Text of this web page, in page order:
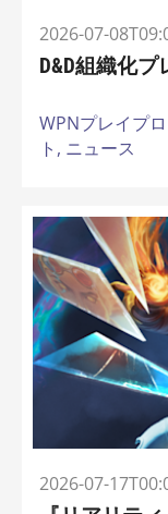
2026-07-
D&D組織化プ
WPNプレイプ
ト, ニュース
2026-07-